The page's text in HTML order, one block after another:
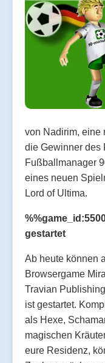
von Nadirim, eine
die Gewinner des
Fußballmanager
eines neuen
Lord of Ultima.
gestartet
Ab heute können
Browsergame
Travian
ist gestartet.
als Hexe,
magischen
eure Residenz,